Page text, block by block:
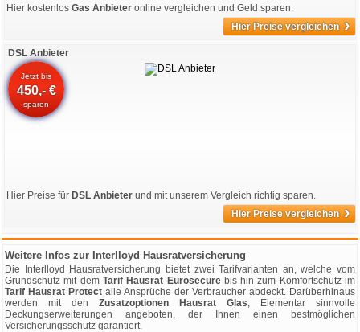
Hier kostenlos Gas Anbieter online vergleichen und Geld sparen.
Hier Preise vergleichen ›
DSL Anbieter
Jetzt bis
450,- €
sparen
Hier Preise für DSL Anbieter und mit unserem Vergleich richtig sparen.
Hier Preise vergleichen ›
Weitere Infos zur Interlloyd Hausratversicherung
Die Interlloyd Hausratversicherung bietet zwei Tarifvarianten an, welche vom
Grundschutz mit dem Tarif Hausrat Eurosecurebis hin zum Komfortschutz im
Tarif Hausrat Protect alle Ansprüche der Verbraucher abdeckt. Darüberhinaus
werden mit den Zusatzoptionen Hausrat Glas, Elementar sinnvolle
Deckungserweiterungen angeboten, der Ihnen einen bestmöglichen
Versicherungsschutz garantiert.